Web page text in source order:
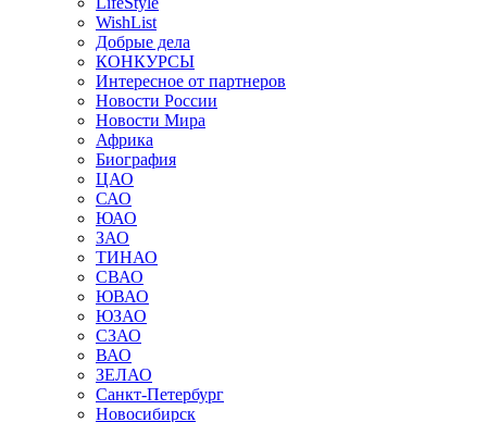
WishList
Добрые дела
КОНКУРСЫ
Интересное от партнеров
Новости России
Новости Мира
Африка
Биография
ЦАО
САО
ЮАО
ЗАО
ТИНАО
СВАО
ЮВАО
ЮЗАО
СЗАО
ВАО
ЗЕЛАО
Санкт-Петербург
Новосибирск